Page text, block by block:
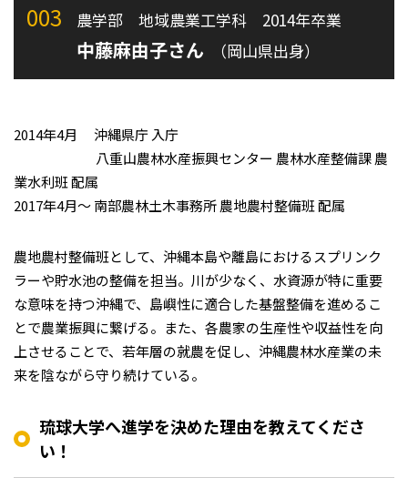
003 農学部 地域農業工学科 2014年卒業
中藤麻由子さん （岡山県出身）
2014年4月 沖縄県庁 入庁
八重山農林水産振興センター 農林水産整備課 農
業水利班 配属
2017年4月～ 南部農林土木事務所 農地農村整備班 配属
農地農村整備班として、沖縄本島や離島におけるスプリンク
ラーや貯水池の整備を担当。川が少なく、水資源が特に重要
な意味を持つ沖縄で、島嶼性に適合した基盤整備を進めるこ
とで農業振興に繋げる。また、各農家の生産性や収益性を向
上させることで、若年層の就農を促し、沖縄農林水産業の未
来を陰ながら守り続けている。
琉球大学へ進学を決めた理由を教えてくださ
い！